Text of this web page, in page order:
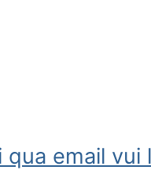
email vui